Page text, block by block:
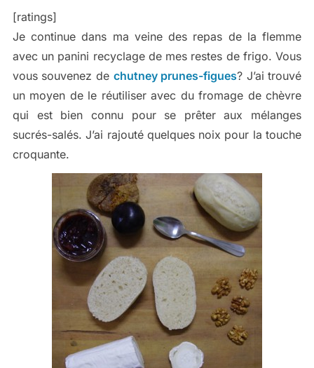
[ratings]
Je continue dans ma veine des repas de la flemme
avec un panini recyclage de mes restes de frigo. Vous
vous souvenez de chutney prunes-figues? J’ai trouvé
un moyen de le réutiliser avec du fromage de chèvre
qui est bien connu pour se prêter aux mélanges
sucrés-salés. J’ai rajouté quelques noix pour la touche
croquante.